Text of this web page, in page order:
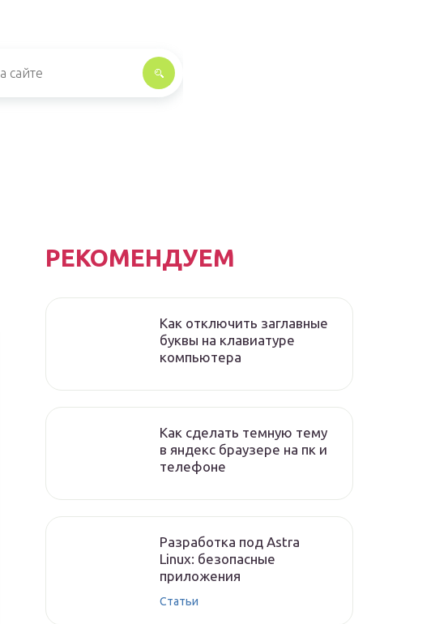
РЕКОМЕНДУЕМ
Как отключить заглавные
буквы на клавиатуре
компьютера
Как сделать темную тему
в яндекс браузере на пк и
телефоне
Разработка под Astra
Linux: безопасные
приложения
Статьи